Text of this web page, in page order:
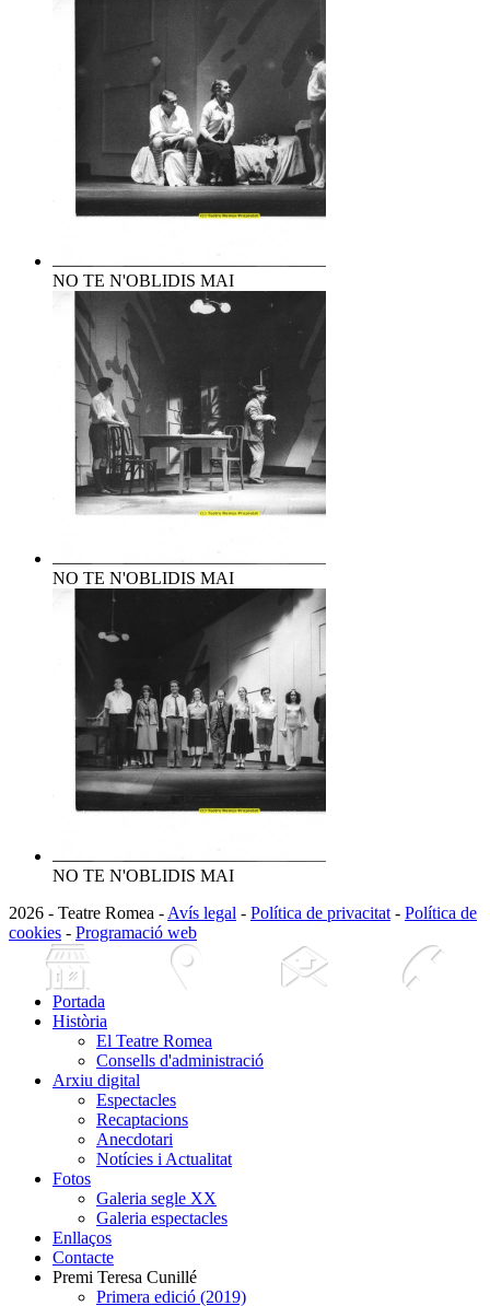
NO TE N'OBLIDIS MAI
NO TE N'OBLIDIS MAI
NO TE N'OBLIDIS MAI
2026 - Teatre Romea - Avís legal - Política de privacitat - Política de
cookies - Programació web
Portada
Història
El Teatre Romea
Consells d'administració
Arxiu digital
Espectacles
Recaptacions
Anecdotari
Notícies i Actualitat
Fotos
Galeria segle XX
Galeria espectacles
Enllaços
Contacte
Premi Teresa Cunillé
Primera edició (2019)